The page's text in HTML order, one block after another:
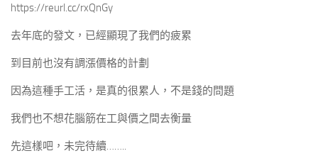
https://reurl.cc/rxQnGy
去年底的發文，已經顯現了我們的疲累
到目前也沒有調漲價格的計劃
因為這種手工活，是真的很累人，不是錢的問題
我們也不想花腦筋在工與價之間去衡量
先這樣吧，未完待續……..